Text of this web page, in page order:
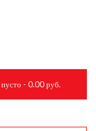
пусто - 0.00 руб.